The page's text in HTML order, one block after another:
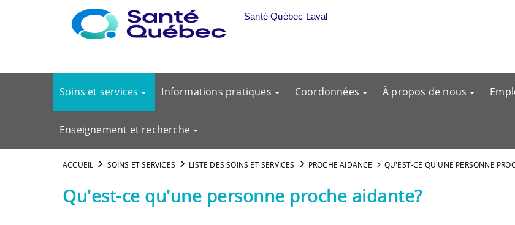
Aller au menu principal
Santé Québec Laval
Soins et services Informations pratiques Coordonnées À propos de nous
Enseignement et recherche
ACCUEIL SOINS ET SERVICES LISTE DES SOINS ET SERVICES PROCHE AIDANCE QU'EST-CE QU'UNE PERSONNE
Qu'est-ce qu'une personne proche aidante?